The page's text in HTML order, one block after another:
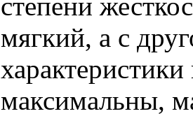
мягкий, а с
максимальны,